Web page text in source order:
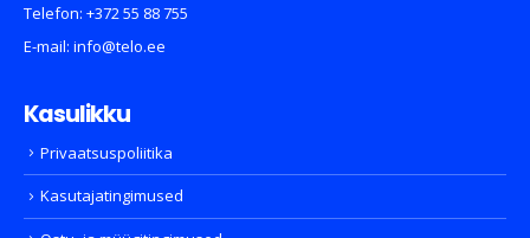
Telefon: +372 55 88 755
E-mail: info@telo.ee
Kasulikku
Privaatsuspoliitika
Kasutajatingimused